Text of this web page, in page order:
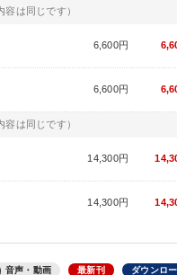
容は同じです）
6,600円
6,600円
容は同じです）
14,300円
14,300円
音声・動画 最新刊 ダウンロ